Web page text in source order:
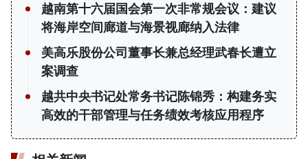
越南第十六届国会第一次非常规会议：建议
将海岸空间廊道与海景视廊纳入法律
美高乐股份公司董事长兼总经理武春长遭立
案调查
越共中央书记处常务书记陈锦秀：构建务实
高效的干部管理与任务绩效考核应用程序